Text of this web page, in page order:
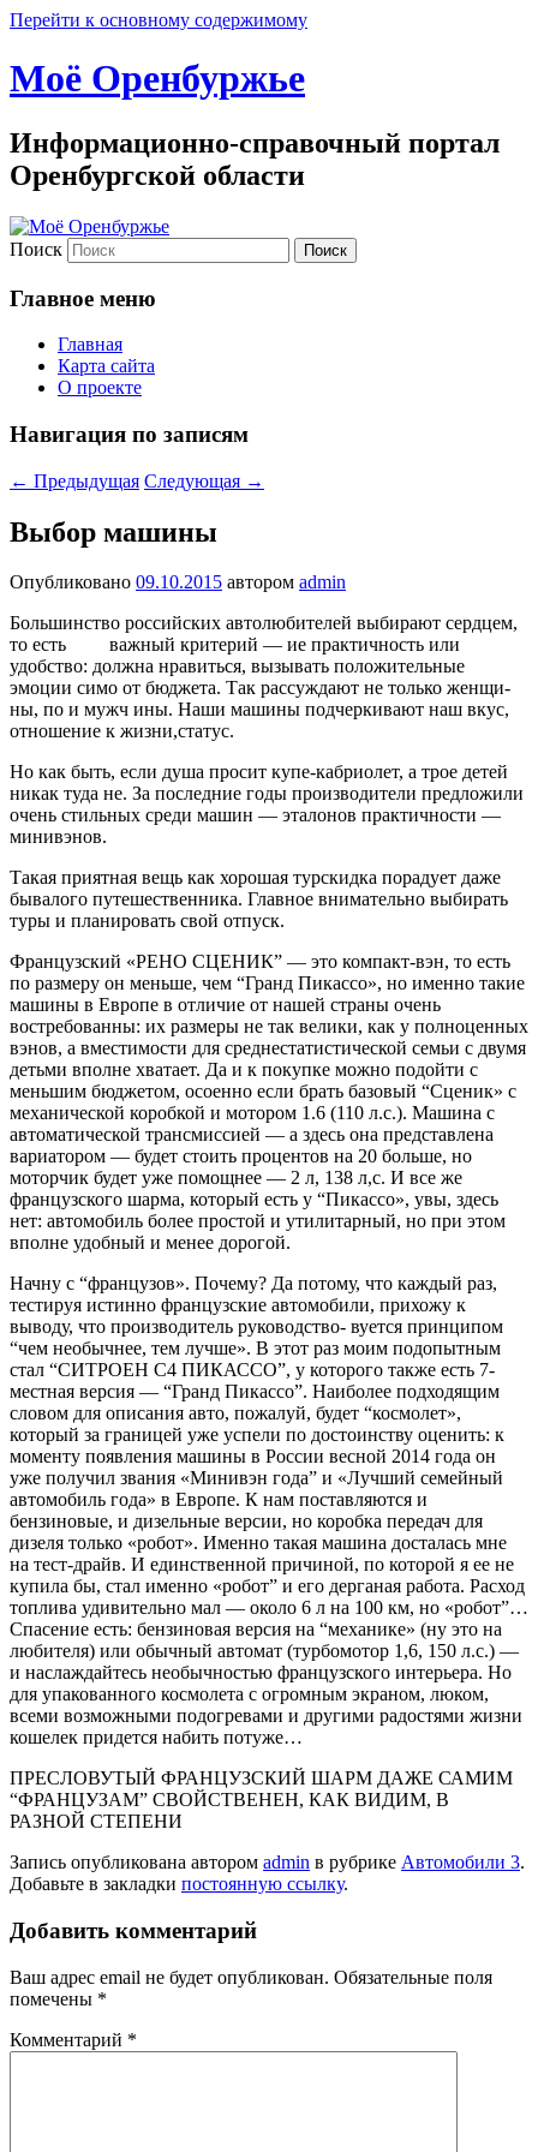
Перейти к основному содержимому
Моё Оренбуржье
Информационно-справочный портал
Оренбургской области
Поиск
Главное меню
Главная
Карта сайта
О проекте
Навигация по записям
← Предыдущая Следующая →
Выбор машины
Опубликовано 09.10.2015 автором admin
Большинство российских авто­любителей выбирают сердцем,
то есть важ­ный критерий — ие практич­ность или
удобство: должна нравиться, вызывать положительные
эмоции симо от бюджета. Так рассуждают не только женщи­
ны, по и мужч ины. Наши маши­ны подчеркивают наш вкус,
от­ношение к жизни,статус.
Но как быть, если душа просит купе-кабриолет, а трое детей
никак туда не. За последние годы производите­ли предложили
очень стильных среди машин — эталонов практично­сти —
минивэнов.
Такая приятная вещь как хорошая турскидка порадует даже
бывалого путешественника. Главное внимательно выбирать
туры и планировать свой отпуск.
Французский «РЕНО СЦЕНИК” — это компакт-вэн, то есть
по размеру он меньше, чем “Гранд Пикассо», но именно такие
машины в Европе в отличие от на­шей страны очень
востребованны: их размеры не так велики, как у полноценных
вэнов, а вместимости для среднестатисти­ческой семьи с двумя
детьми вполне хватает. Да и к покупке можно подойти с
меньшим бюджетом, осоенно если брать базовый “Сценик» с
механической коробкой и мотором 1.6 (110 л.с.). Машина с
автоматической трансмиссией — а здесь она представлена
вариатором — будет стоить про­центов на 20 больше, но
моторчик будет уже помощнее — 2 л, 138 л,с. И все же
французского шарма, который есть у “Пи­кассо», увы, здесь
нет: автомобиль более простой и утилитар­ный, но при этом
вполне удобный и менее дорогой.
Начну с “французов». Почему? Да потому, что каждый раз,
тестируя истинно французские автомобили, прихожу к
выводу, что производитель руководство- вуется принципом
“чем необычнее, тем лучше». В этот раз моим подопытным
стал “СИТРОЕН С4 ПИКАССО”, у ко­торого также есть 7-
местная версия — “Гранд Пикассо”. Наиболее подходящим
словом для описания авто, пожалуй, будет “космолет»,
который за границей уже успели по до­стоинству оценить: к
моменту появления машины в России весной 2014 года он
уже получил звания «Минивэн года” и «Лучший семейный
автомобиль года» в Европе. К нам по­ставляются и
бензиновые, и дизельные версии, но коробка передач для
дизеля только «робот». Именно такая машина досталась мне
на тест-драйв. И единственной причиной, по которой я ее не
купила бы, стал именно «робот” и его дерганая работа. Расход
топлива удивительно мал — около 6 л на 100 км, но «робот”…
Спасение есть: бензиновая вер­сия на “механике» (ну это на
любителя) или обычный авто­мат (турбомотор 1,6, 150 л.с.) —
и наслаждайтесь необыч­ностью французского интерьера. Но
для упакованного кос­молета с огромным экраном, люком,
всеми возможными подогревами и другими радостями жизни
кошелек придет­ся набить потуже…
ПРЕСЛОВУТЫЙ ФРАНЦУЗСКИЙ ШАРМ ДАЖЕ САМИМ
“ФРАНЦУЗАМ” СВОЙСТВЕНЕН, КАК ВИДИМ, В
РАЗНОЙ СТЕПЕНИ
Запись опубликована автором admin в рубрике Автомобили 3.
Добавьте в закладки постоянную ссылку.
Добавить комментарий
Ваш адрес email не будет опубликован. Обязательные поля
помечены *
Комментарий *